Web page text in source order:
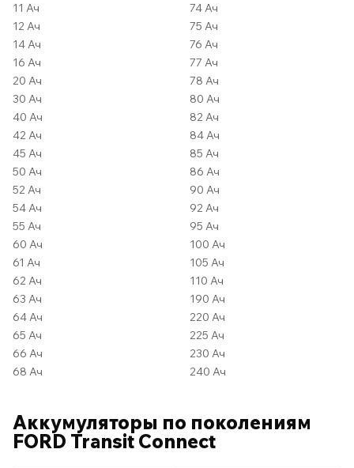
11 Ач
12 Ач
14 Ач
16 Ач
20 Ач
30 Ач
40 Ач
42 Ач
45 Ач
50 Ач
52 Ач
54 Ач
55 Ач
60 Ач
61 Ач
62 Ач
63 Ач
64 Ач
65 Ач
66 Ач
68 Ач
74 Ач
75 Ач
76 Ач
77 Ач
78 Ач
80 Ач
82 Ач
84 Ач
85 Ач
86 Ач
90 Ач
92 Ач
95 Ач
100 Ач
105 Ач
110 Ач
190 Ач
220 Ач
225 Ач
230 Ач
240 Ач
Аккумуляторы по поколениям
FORD Transit Connect